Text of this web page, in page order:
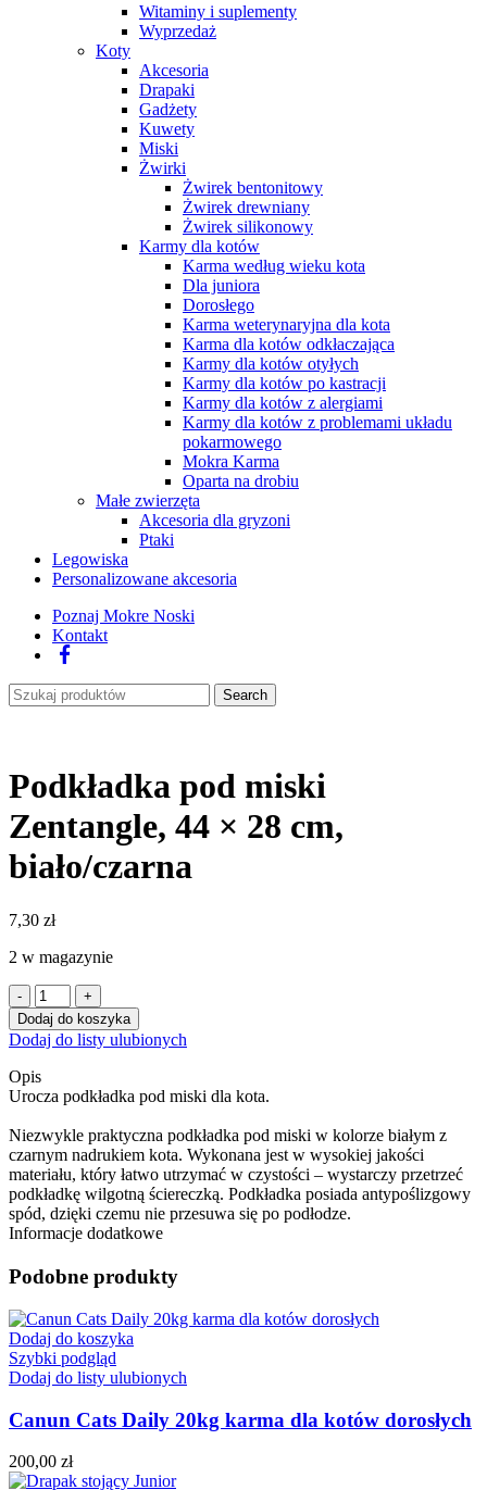
Witaminy i suplementy
Wyprzedaż
Koty
Akcesoria
Drapaki
Gadżety
Kuwety
Miski
Żwirki
Żwirek bentonitowy
Żwirek drewniany
Żwirek silikonowy
Karmy dla kotów
Karma według wieku kota
Dla juniora
Dorosłego
Karma weterynaryjna dla kota
Karma dla kotów odkłaczająca
Karmy dla kotów otyłych
Karmy dla kotów po kastracji
Karmy dla kotów z alergiami
Karmy dla kotów z problemami układu
pokarmowego
Mokra Karma
Oparta na drobiu
Małe zwierzęta
Akcesoria dla gryzoni
Ptaki
Legowiska
Personalizowane akcesoria
Poznaj Mokre Noski
Kontakt
Search
Podkładka pod miski
Zentangle, 44 × 28 cm,
biało/czarna
7,30 zł
2 w magazynie
ilość
Podkładka
pod
miski
Zentangle,
44
28
cm,
biało/czarna
Dodaj do koszyka
Dodaj do listy ulubionych
Opis
Urocza podkładka pod miski dla kota.
Niezwykle praktyczna podkładka pod miski w kolorze białym z
czarnym nadrukiem kota. Wykonana jest w wysokiej jakości
materiału, który łatwo utrzymać w czystości – wystarczy przetrzeć
podkładkę wilgotną ściereczką. Podkładka posiada antypoślizgowy
spód, dzięki czemu nie przesuwa się po podłodze.
Informacje dodatkowe
Podobne produkty
Dodaj do koszyka
Szybki podgląd
Dodaj do listy ulubionych
Canun Cats Daily 20kg karma dla kotów dorosłych
200,00 zł